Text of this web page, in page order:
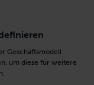
Geschäftsmodell
um diese für weitere